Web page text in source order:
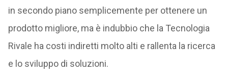
in secondo piano semplicemente per ottenere un
prodotto migliore, ma è indubbio che la Tecnologia
Rivale ha costi indiretti molto alti e rallenta la ricerca
e lo sviluppo di soluzioni.